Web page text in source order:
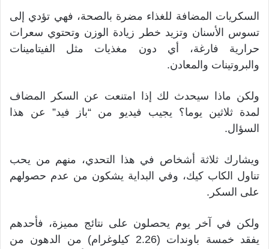
السكريات المضافة للغذاء مضرة بالصحة، فهي تؤدي إلى
تسوس الأسنان وتزيد خطر زيادة الوزن وتحتوي سعرات
حرارية فارغة، أي دون مغذيات مثل الفيتامينات
والبروتينات والمعادن.
ولكن ماذا سيحدث لك إذا امتنعت عن السكر المضاف
لمدة ثلاثين يوما؟ يجيب فيديو من “باز فيد” عن هذا
السؤال.
ويشارك ثلاثة أشخاص في هذا التحدي، منهم من يحب
تناول الكاب كيك، وفي البداية يشكون من عدم حصولهم
على السكر.
ولكن في آخر يوم يحصلون على نتائج مميزة، فأحدهم
يفقد خمسة باوندات (2.26 كيلوغرام) من الدهون من